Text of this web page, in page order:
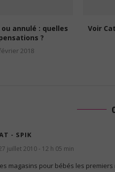
annulé : quelles
?
2018
Voir
- SPIK
juillet 2010 - 12 h 05 min
magasins pour bébés les